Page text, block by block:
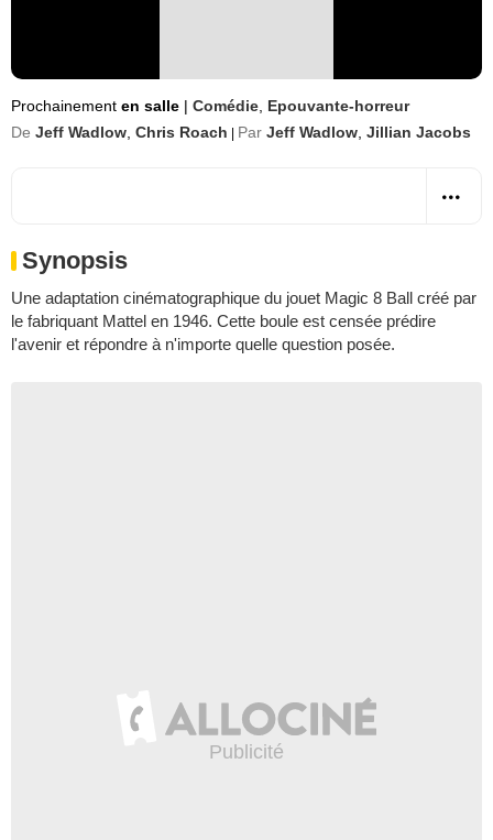
Prochainement en salle | Comédie Epouvante-horreur
De Jeff Wadlow Chris Roach Par Jeff Wadlow Jillian Jacobs
Synopsis
Une adaptation cinématographique du jouet Magic 8 Ball créé par
le fabriquant Mattel en 1946. Cette boule est censée prédire
l'avenir et répondre à n'importe quelle question posée.